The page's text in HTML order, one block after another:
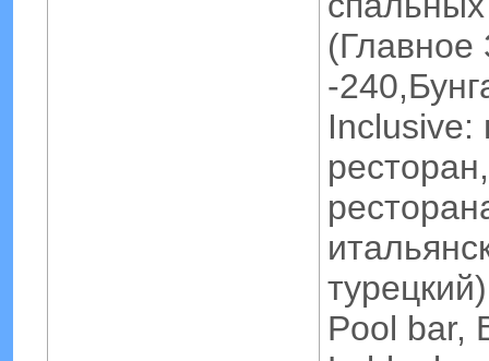
(Главное
-
Inclusive:
Pool bar,